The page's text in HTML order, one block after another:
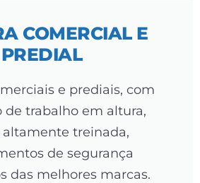
COMERCIAL E
PREDIAL
e prediais, com
de trabalho em altura,
treinada,
de segurança
das melhores marcas.